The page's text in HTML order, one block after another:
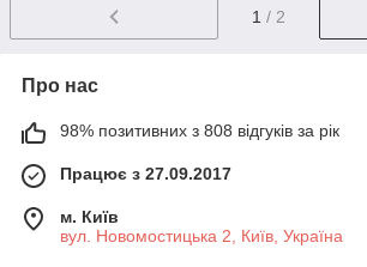
1 / 2
Про нас
98% позитивних з 808 відгуків за рік
Працює з 27.09.2017
м. Київ
вул. Новомостицька 2, Київ, Україна